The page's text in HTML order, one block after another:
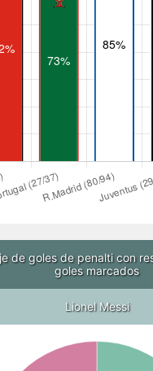
de goles de penalti con
goles marcados
Lionel Messi